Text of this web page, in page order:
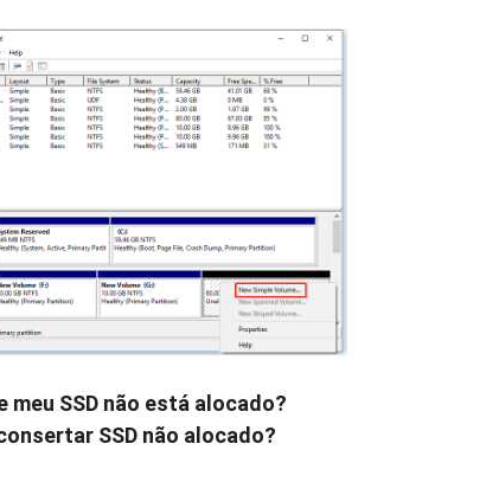
meu SSD não está alocado?
SSD não alocado?